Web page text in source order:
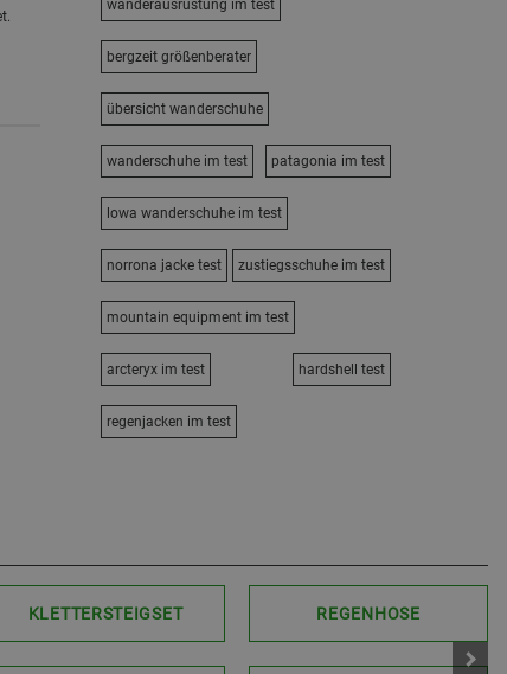
wanderausrüstung im test
bergzeit größenberater
übersicht wanderschuhe
wanderschuhe im test patagonia im test
lowa wanderschuhe im test
norrona jacke test zustiegsschuhe im test
mountain equipment im test
arcteryx im test hardshell test
regenjacken im test
KLETTERSTEIGSET REGENHOSE